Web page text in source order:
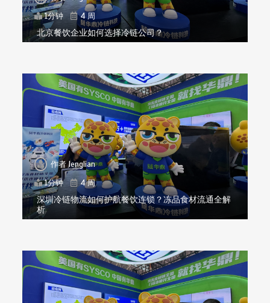
1分钟
4 周
北京餐饮企业如何选择冷链公司？
作者lenglian
1分钟
4 周
深圳冷链物流如何护航餐饮连锁？冻品食材流通全解
析